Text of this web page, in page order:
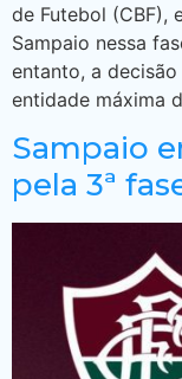
de Futebol (CBF),
Sampaio nessa
entanto, a
entidade máxima
Sampaio
pela 3ª